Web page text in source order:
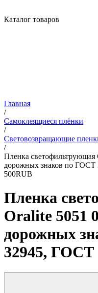
Каталог товаров
Главная
/
Самоклеящиеся плёнки
/
Световозвращающие
/
Пленка
дорожных знаков по
500RUB
Пленка
Oralite 5051
дорожных
32945, ГОСТ